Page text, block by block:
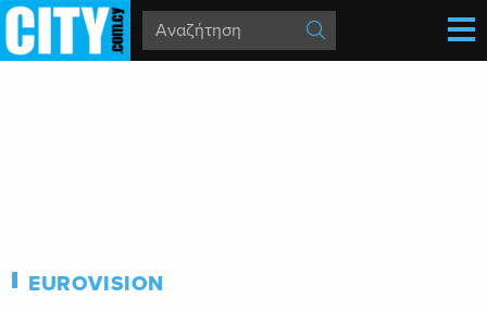
EUROVISION